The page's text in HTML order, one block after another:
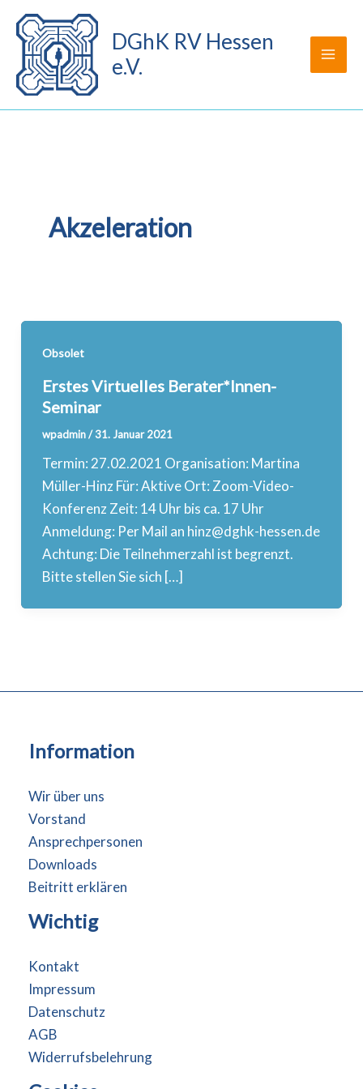
Zum
Inhalt
springen
DGhK RV Hessen
e.V.
Akzeleration
Obsolet
Erstes Virtuelles Berater*Innen-
Seminar
wpadmin/31. Januar 2021
Termin: 27.02.2021 Organisation: Martina
Müller-Hinz Für: Aktive Ort: Zoom-Video-
Konferenz Zeit: 14 Uhr bis ca. 17 Uhr
Anmeldung: Per Mail an hinz@dghk-hessen.de
Achtung: Die Teilnehmerzahl ist begrenzt.
Bitte stellen Sie sich […]
Information
Wir über uns
Vorstand
Ansprechpersonen
Downloads
Beitritt erklären
Wichtig
Kontakt
Impressum
Datenschutz
AGB
Widerrufsbelehrung